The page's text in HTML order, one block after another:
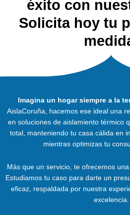
éxito con
Solicita hoy tu
Imagina un hogar siempre a la
AislaCoruña, hacemos ese ideal una
en soluciones de aislamiento térmico
total, manteniendo tu casa cálida en
mientras optimizas tu
Más que un servicio, te ofrecemos
Estudiamos tu caso para darte un
eficaz, respaldada por nuestra
excelencia.